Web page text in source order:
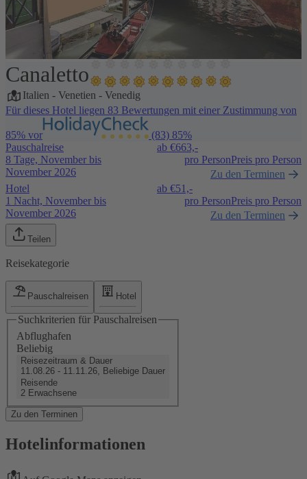
Canaletto
Italien - Venetien - Venedig
Für dieses Hotel liegen 83 Bewertungen mit einer Zustimmung von
85% vor (83) 85%
Pauschalreise
8 Tage, November bis
November 2026
ab €663,-
pro PersonPreis pro Person
Zu den Terminen
Hotel
1 Nacht, November bis
November 2026
ab €51,-
pro PersonPreis pro Person
Zu den Terminen
Teilen
Reisekategorie
Pauschalreisen Hotel
Suchkriterien für Pauschalreisen
Abflughafen
Beliebig
Reisezeitraum & Dauer
11.08.26 - 11.11.26, Beliebige Dauer
Reisende
2 Erwachsene
Zu den Terminen
Hotelinformationen